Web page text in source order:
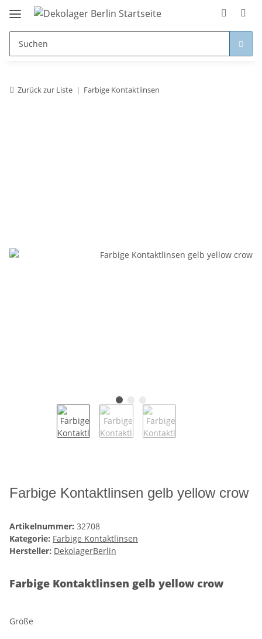
Zurück zur Liste Farbige Kontaktlinsen
Farbige Kontaktlinsen gelb yellow crow
Artikelnummer: 32708
Kategorie: Farbige Kontaktlinsen
Hersteller: DekolagerBerlin
Farbige Kontaktlinsen gelb yellow crow
Größe